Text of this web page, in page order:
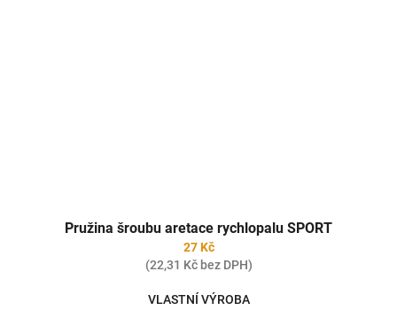
Pružina šroubu aretace rychlopalu SPORT
27 Kč
(22,31 Kč bez DPH)
VLASTNÍ VÝROBA